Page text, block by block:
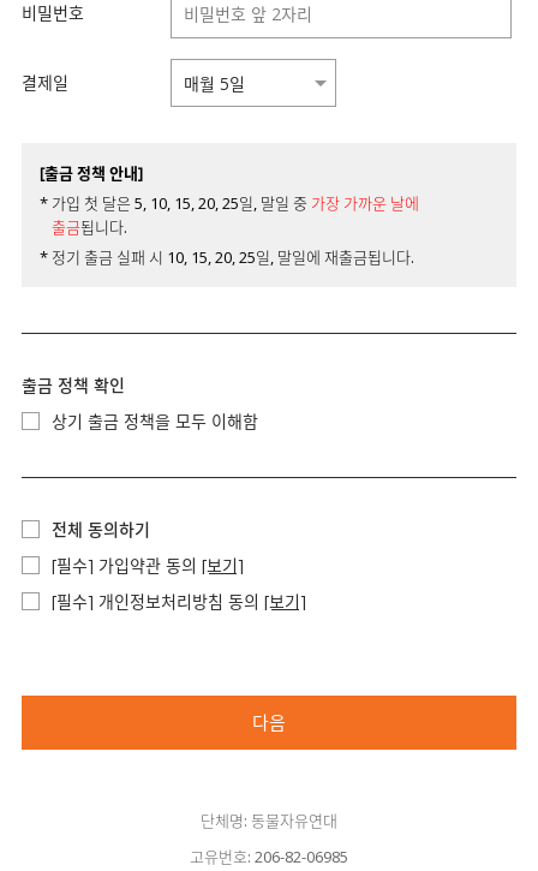
비밀번호
결제일
[출금 정책 안내]
* 가입 첫 달은 5, 10, 15, 20, 25일, 말일 중 가장 가까운 날에
출금됩니다.
* 정기 출금 실패 시 10, 15, 20, 25일, 말일에 재출금됩니다.
출금 정책 확인
상기 출금 정책을 모두 이해함
전체 동의하기
[필수] 가입약관 동의 [보기]
[필수] 개인정보처리방침 동의 [보기]
다음
단체명: 동물자유연대
고유번호: 206-82-06985